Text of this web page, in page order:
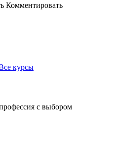
Комментировать
курсы
с выбором